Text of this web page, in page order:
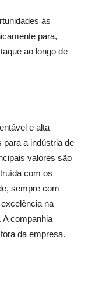
às
para,
ao longo de
e alta
para a indústria de
valores são
com os
sempre com
na
A companhia
da empresa.